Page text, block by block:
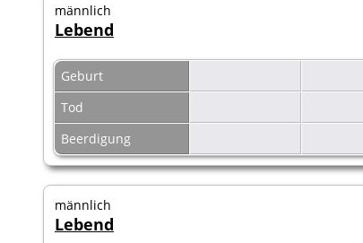
männlich
Lebend
Geburt
Tod
Beerdigung
männlich
Lebend